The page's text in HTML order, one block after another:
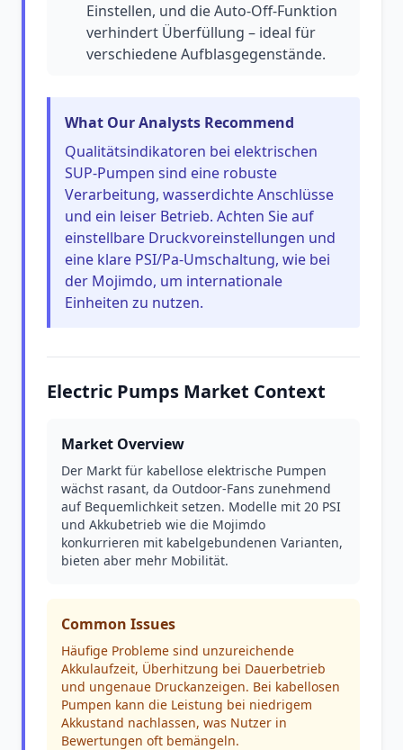
Einstellen, und die Auto-Off-Funktion
verhindert Überfüllung – ideal für
verschiedene Aufblasgegenstände.
What Our Analysts Recommend
Qualitätsindikatoren bei elektrischen
SUP-Pumpen sind eine robuste
Verarbeitung, wasserdichte Anschlüsse
und ein leiser Betrieb. Achten Sie auf
einstellbare Druckvoreinstellungen und
eine klare PSI/Pa-Umschaltung, wie bei
der Mojimdo, um internationale
Einheiten zu nutzen.
Electric Pumps Market Context
Market Overview
Der Markt für kabellose elektrische Pumpen
wächst rasant, da Outdoor-Fans zunehmend
auf Bequemlichkeit setzen. Modelle mit 20 PSI
und Akkubetrieb wie die Mojimdo
konkurrieren mit kabelgebundenen Varianten,
bieten aber mehr Mobilität.
Common Issues
Häufige Probleme sind unzureichende
Akkulaufzeit, Überhitzung bei Dauerbetrieb
und ungenaue Druckanzeigen. Bei kabellosen
Pumpen kann die Leistung bei niedrigem
Akkustand nachlassen, was Nutzer in
Bewertungen oft bemängeln.